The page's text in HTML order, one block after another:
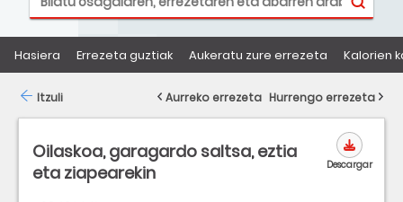
Hasiera Errezeta guztiak Aukeratu zure errezeta Kalorien
Oilaskoa, garagardo saltsa, eztia
eta ziapearekin
Descargar
Itzuli Aurreko errezeta Hurrengo errezeta